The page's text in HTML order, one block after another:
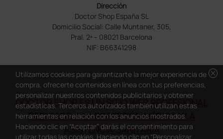
Dirección
Doctor Shop España SL
Domicilio Social: Calle Muntaner, 305,
Pral. 2ª – 08021 Barcelona
NIF: B66341298
DOCTOR SHOP ES UN SITIO WEB PROFESIONAL
DEDICADO A LA PROFESIÓN MÉDICA Y LA
ASISTENCIA SANITARIA
cancel
Utilizamos cookies para garantizarte la mejor experiencia de
compra, ofrecerte contenidos en línea con tus preferencias,
personalizar nuestros contenidos publicitarios y obtener
estadísticas. Terceros autorizados también utilizan estas
herramientas en relación con los anuncios mostrados.
Haciendo clic en “Aceptar” darás el consentimiento para
utilizar todas las cookies. Haciendo clic en “Personalizar